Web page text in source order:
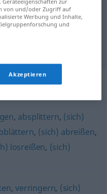
, absplittern, (sich)
, (sich) abreißen,
losreißen, (sich)
,verringern, (sich)
von und/oder Zugriff auf
Werbung und Inhalte,
und
Akzeptieren